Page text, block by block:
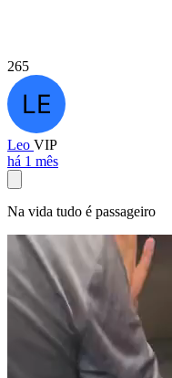
265
Leo VIP
há 1 mês
Na vida tudo é passageiro